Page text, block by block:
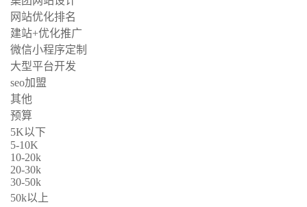
网站优化排名
建站+优化推广
微信小程序定制
大型平台开发
seo加盟
其他
预算
5K以下
5-10K
10-20k
20-30k
30-50k
50k以上